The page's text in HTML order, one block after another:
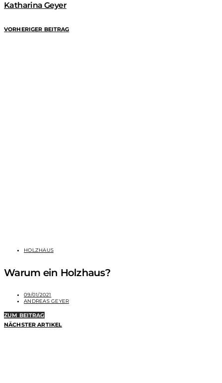
Katharina Geyer
VORHERIGER BEITRAG
HOLZHAUS
Warum ein Holzhaus?
09/01/2021
ANDREAS GEYER
ZUM BEITRAG
NÄCHSTER ARTIKEL